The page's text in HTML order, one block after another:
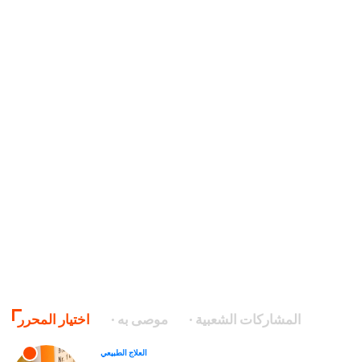
اختيار المحرر موصى به المشاركات الشعبية
العلاج الطبيعي